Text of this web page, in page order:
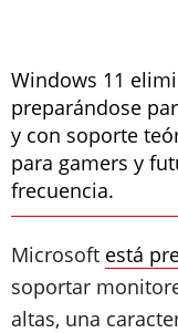
Windows 11
preparándose
y con soporte
para gamers y
frecuencia.
Microsoft está
soportar
altas, una